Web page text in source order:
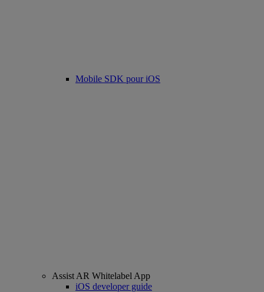
Mobile SDK pour iOS
Assist AR Whitelabel App
iOS developer guide